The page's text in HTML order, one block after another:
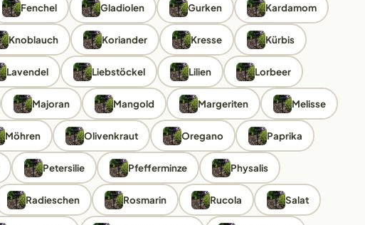
Fenchel Gladiolen Gurken Kardamom
Knoblauch Koriander Kresse Kürbis
Lavendel Liebstöckel Lilien Lorbeer
Majoran Mangold Margeriten Melisse
Möhren Olivenkraut Oregano Paprika
Petersilie Pfefferminze Physalis
Radieschen Rosmarin Rucola Salat